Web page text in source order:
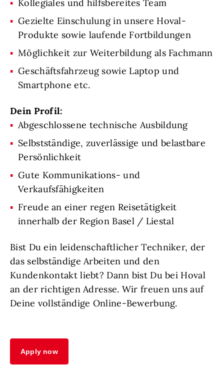
Kollegiales und hilfsbereites Team
Gezielte Einschulung in unsere Hoval-
Produkte sowie laufende Fortbildungen
Möglichkeit zur Weiterbildung als Fachmann
Geschäftsfahrzeug sowie Laptop und
Smartphone etc.
Dein Profil:
Abgeschlossene technische Ausbildung
Selbstständige, zuverlässige und belastbare
Persönlichkeit
Gute Kommunikations- und
Verkaufsfähigkeiten
Freude an einer regen Reisetätigkeit
innerhalb der Region Basel / Liestal
Bist Du ein leidenschaftlicher Techniker, der
das selbständige Arbeiten und den
Kundenkontakt liebt? Dann bist Du bei Hoval
an der richtigen Adresse. Wir freuen uns auf
Deine vollständige Online-Bewerbung.
Apply now